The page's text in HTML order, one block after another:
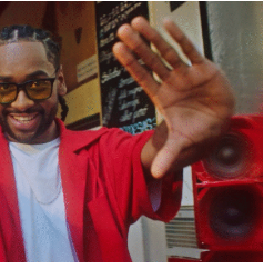
de publicitários em relação a
profissão
Roubaram meu celular, o que
fazer? Skin Cycling, conheça
essa tendência
Documentos perdidos,
Fórmula-E, Durabilidade de
Roupas e muito mais